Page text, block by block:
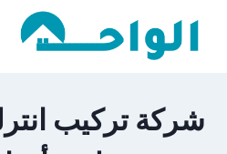
شركة تركيب